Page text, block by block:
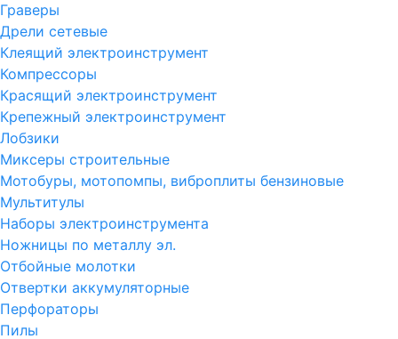
Граверы
Дрели сетевые
Клеящий электроинструмент
Компрессоры
Красящий электроинструмент
Крепежный электроинструмент
Лобзики
Миксеры строительные
Мотобуры, мотопомпы, виброплиты бензиновые
Мультитулы
Наборы электроинструмента
Ножницы по металлу эл.
Отбойные молотки
Отвертки аккумуляторные
Перфораторы
Пилы